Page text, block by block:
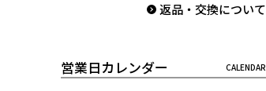
返品・交換について
営業日カレンダー